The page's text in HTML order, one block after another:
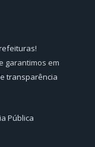
!
garantimos em
transparência
Pública